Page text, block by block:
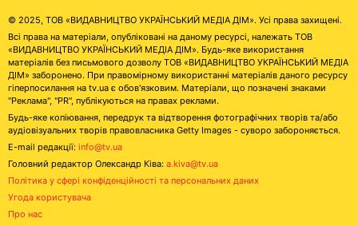
© 2025, ТОВ «ВИДАВНИЦТВО УКРАЇНСЬКИЙ МЕДІА ДІМ». Усі права захищені.
Всі права на матеріали, опубліковані на даному ресурсі, належать ТОВ
«ВИДАВНИЦТВО УКРАЇНСЬКИЙ МЕДІА ДІМ». Будь-яке використання
матеріалів без письмового дозволу ТОВ «ВИДАВНИЦТВО УКРАЇНСЬКИЙ МЕДІА
ДІМ» заборонено. При правомірному використанні матеріалів даного ресурсу
гіперпосилання на tv.ua є обов'язковим. Матеріали, що позначені знаками
"Реклама", "PR", публікуються на правах реклами.
Будь-яке копіювання, передрук та відтворення фотографічних творів та/або
аудіовізуальних творів правовласника Getty Images - суворо забороняється.
E-mail редакції: info@tv.ua
Головний редактор Олександр Ківа: a.kiva@tv.ua
Політика у сфері конфіденційності та персональних даних
Угода користувача
Про нас